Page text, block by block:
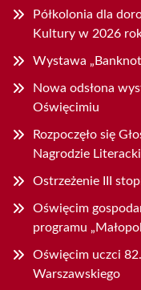
Półkolonia dla
Kultury w 2026
Wystawa
Nowa odsłona
Oświęcimiu
Rozpoczęło się
Nagrodzie
Ostrzeżenie III
Oświęcim
programu
Oświęcim uczci
Warszawskiego